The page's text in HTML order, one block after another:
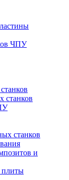
ЧПУ
станков
станков
и
плиты